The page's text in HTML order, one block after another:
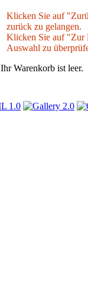
Klicken Sie auf
zurück zu gelangen.
Klicken Sie auf "Zur
Auswahl zu
Ihr Warenkorb ist leer.